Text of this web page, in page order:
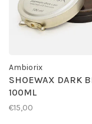
Ambiorix
SHOEWAX DARK
100ML
€15,00